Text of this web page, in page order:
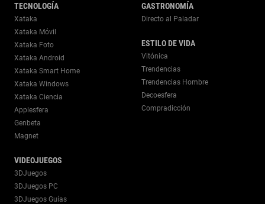
TECNOLOGÍA
Xataka
Xataka Móvil
Xataka Foto
Xataka Android
Xataka Smart Home
Xataka Windows
Xataka Ciencia
Applesfera
Genbeta
Magnet
VIDEOJUEGOS
3DJuegos
3DJuegos PC
3DJuegos Guías
GASTRONOMÍA
Directo al Paladar
ESTILO DE VIDA
Vitónica
Trendencias
Trendencias Hombre
Decoesfera
Compradicción